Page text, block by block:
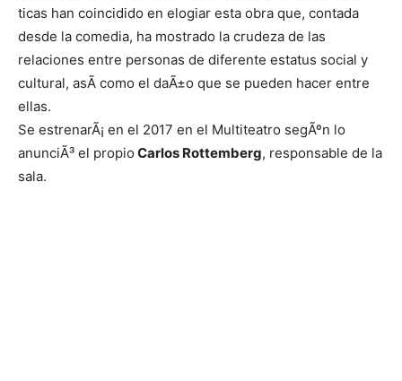
ticas han coincidido en elogiar esta obra que, contada
desde la comedia, ha mostrado la crudeza de las
relaciones entre personas de diferente estatus social y
cultural, asÃ­ como el daÃ±o que se pueden hacer entre
ellas.
Se estrenarÃ¡ en el 2017 en el Multiteatro segÃºn lo
anunciÃ³ el propio Carlos Rottemberg, responsable de la
sala.